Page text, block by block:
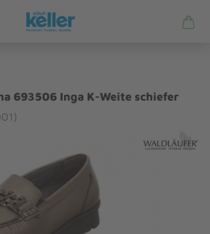
693506 Inga K-Weite schiefer